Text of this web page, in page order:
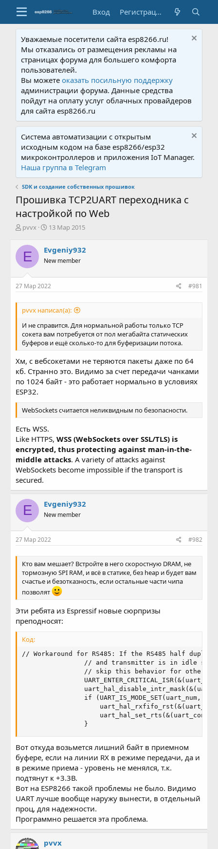
Вход Регистрация
Уважаемые посетители сайта esp8266.ru!
Мы отказались от размещения рекламы на
страницах форума для большего комфорта
пользователей.
Вы можетеоказать посильную поддержку
администрации форума. Данные средства
пойдут на оплату услуг облачных провайдеров
для сайта esp8266.ru
Система автоматизации с открытым
исходным кодом на базе esp8266/esp32
микроконтроллеров и приложения IoT Manager.
Наша группа в Telegram
SDK и создание собственных прошивок
Прошивка TCP2UART переходника с
настройкой по Web
А
т
о
р
т
е
м
pvvx
Д
а
н
ч
а
13 Мар 2015
E Evgeniy932
New member
27 Мар 2022 #981
pvvx написал(а):
И не справится. Для нормальной работы только TCP
сокета вам потребуется от пол мегабайта статических
буферов и ещё сколько-то для буферизации потока.
Хм, с вебсокетами не теряются пакеты даже по 64
кб. Странно это. Видимо за счет передачи чанками
по 1024 байт - это работает нормально в условиях
ESP32.
WebSockets считается неликвидным по безопасности.
Есть WSS.
Like HTTPS,WSS (WebSockets over SSL/TLS) is
encrypted, thus protecting against man-in-the-
middle attacks. A variety of attacks against
WebSockets become impossible if the transport is
secured.
E Evgeniy932
New member
27 Мар 2022 #982
Кто вам мешает? Встройте в него скоростную DRAM, не
тормозную SPI RAM, и всё в статике, без heap и будет вам
счастье и безотказность, если остальные части чипа
позволят
Эти ребята из Espressif новые сюрпризы
преподносят:
Код:
// Workaround for RS485: If the RS485 half duplex
// and transmitter is in idle
// skip this behavior for other
if (UART_IS_MODE_SET(uart_num,
                }
Вот откуда возьмется лишний байт в приемном
буфере, если на линии RX в режиме передачи, да и
в режиме приема - уровень не менялся, т.к.
подтянут к +3.3В.
Вот на ESP8266 такой проблемы не было. Видимо
UART лучше вообще наружу вынести, в отдельный
проц, для надежности.
Программно решается эта проблема.
pvvx